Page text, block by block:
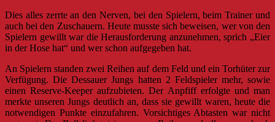
Dies alles zerrte an den Nerven, bei den Spielern, beim Trainer und
auch bei den Zuschauern. Heute musste sich beweisen, wer von den
Spielern gewillt war die Herausforderung anzunehmen, sprich „Eier
in der Hose hat“ und wer schon aufgegeben hat.
An Spielern standen zwei Reihen auf dem Feld und ein Torhüter zur
Verfügung. Die Dessauer Jungs hatten 2 Feldspieler mehr, sowie
einen Reserve-Keeper aufzubieten. Der Anpfiff erfolgte und man
merkte unseren Jungs deutlich an, dass sie gewillt waren, heute die
notwendigen Punkte einzufahren. Vorsichtiges Abtasten war nicht